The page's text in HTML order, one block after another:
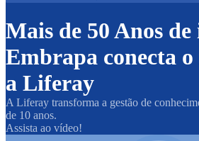
Mais de 50 Anos
Embrapa conecta
a Liferay
A Liferay transforma a gestão de
de 10 anos.
Assista ao vídeo!